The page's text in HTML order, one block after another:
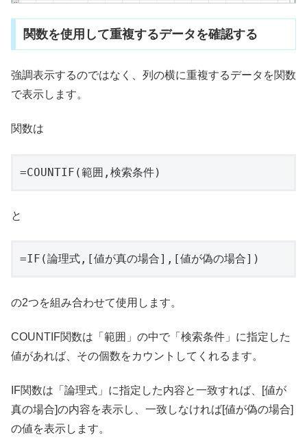
関数を使用して重複するデータを確認する
強調表示するのではなく、列の横に重複するデータを関数
で表示します。
関数は
=COUNTIF(範囲,検索条件)
と
=IF(論理式,[値が真の場合],[値が偽の場合])
の2つを組み合わせて使用します。
COUNTIF関数は「範囲」の中で「検索条件」に指定した
値があれば、その個数をカウントしてくれるます。
IF関数は「論理式」に指定した内容と一致すれば、[値が
真の場合]の内容を表示し、一致しなければ[値が偽の場合]
の値を表示します。